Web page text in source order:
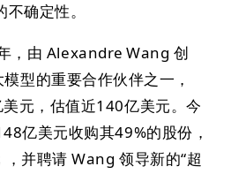
确定性。
，由 Alexandre Wang 创
型的重要合作伙伴之一，
元，估值近140亿美元。今
亿美元收购其49%的股份，
并聘请 Wang 领导新的“超